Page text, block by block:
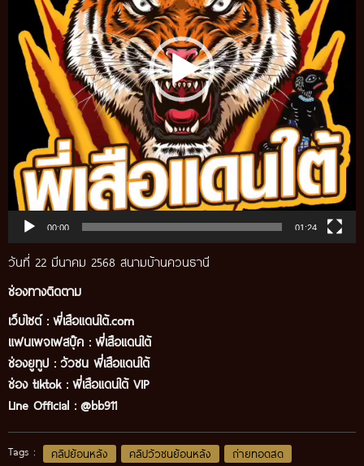
00:00 01:24
วันที่ 22 มีนาคม 2568 สนามบ้านควนธานี
ช่องทางติดตาม
เว็บไซต์ : พี่เสือแดนใต้.com
แฟนเพจเฟสบุ๊ค : พี่เสือแดนใต้
ช่องยูทูป : วัวชน พี่เสือแดนใต้
ช่อง tiktok : พี่เสือแดนใต้ VIP
Line Official : @bb911
Tags : คลิปย้อนหลัง คลิปวัวชนย้อนหลัง
ถ่ายทอดสด